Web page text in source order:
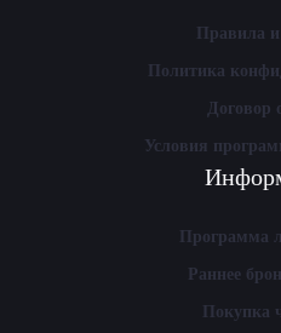
Правила
Политика
Договор
Условия
Программа
Раннее
Покупка